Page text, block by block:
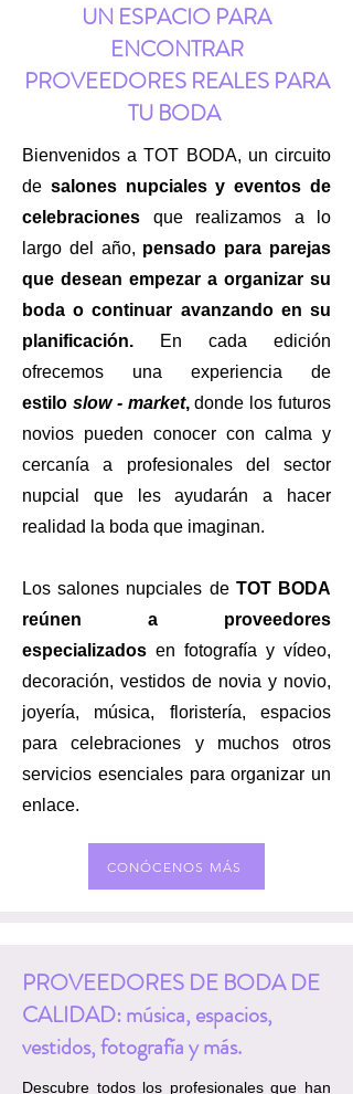
UN ESPACIO PARA
ENCONTRAR
PROVEEDORES REALES PARA
TU BODA
Bienvenidos a TOT BODA, un circuito
de salones nupciales y eventos de
celebraciones que realizamos a lo
largo del año, pensado para parejas
que desean empezar a organizar su
boda o continuar avanzando en su
planificación. En cada edición
ofrecemos una experiencia de
estilo slow - market,donde los futuros
novios pueden conocer con calma y
cercanía a profesionales del sector
nupcial que les ayudarán a hacer
realidad la boda que imaginan.
Los salones nupciales de TOT BODA
reúnen a proveedores
especializados en fotografía y vídeo,
decoración, vestidos de novia y novio,
joyería, música, floristería, espacios
para celebraciones y muchos otros
servicios esenciales para organizar un
enlace.
CONÓCENOS MÁS
PROVEEDORES DE BODA DE
CALIDAD: música, espacios,
vestidos, fotografía y más.
Descubre todos los profesionales que han